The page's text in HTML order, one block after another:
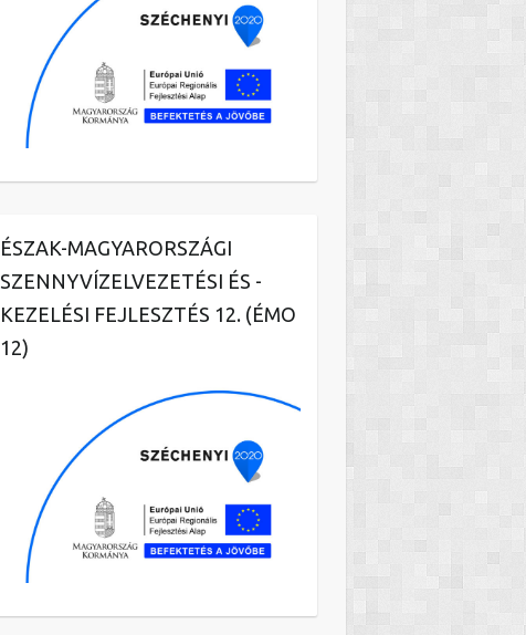
ÉSZAK-MAGYARORSZÁGI
SZENNYVÍZELVEZETÉSI ÉS -
KEZELÉSI FEJLESZTÉS 12. (ÉMO
12)